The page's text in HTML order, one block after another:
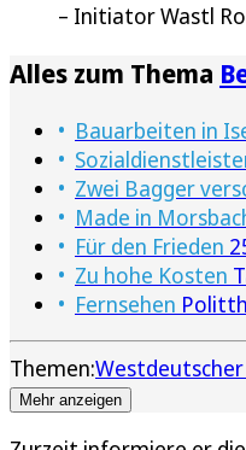
Initiator Wastl
Alles zum Thema
Bauarbeiten in
Zwei Bagger
Made in
Für den Frieden
Zu hohe Kosten
Fernsehen
Themen:
Mehr anzeigen